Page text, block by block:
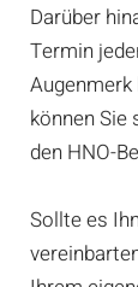
Darüber
Termin
können Sie
den HNO-
Sollte es